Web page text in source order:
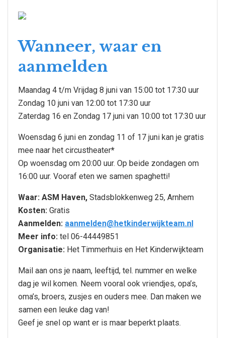
Wanneer, waar en
aanmelden
Maandag 4 t/m Vrijdag 8 juni van 15:00 tot 17:30 uur
Zondag 10 juni van 12:00 tot 17:30 uur
Zaterdag 16 en Zondag 17 juni van 10:00 tot 17:30 uur
Woensdag 6 juni en zondag 11 of 17 juni kan je gratis
mee naar het circustheater*
Op woensdag om 20:00 uur. Op beide zondagen om
16:00 uur. Vooraf eten we samen spaghetti!
Waar: ASM Haven, Stadsblokkenweg 25, Arnhem
Kosten: Gratis
Aanmelden: aanmelden@hetkinderwijkteam.nl
Meer info: tel 06-44449851
Organisatie: Het Timmerhuis en Het Kinderwijkteam
Mail aan ons je naam, leeftijd, tel. nummer en welke
dag je wil komen. Neem vooral ook vriendjes, opa’s,
oma’s, broers, zusjes en ouders mee. Dan maken we
samen een leuke dag van!
Geef je snel op want er is maar beperkt plaats.